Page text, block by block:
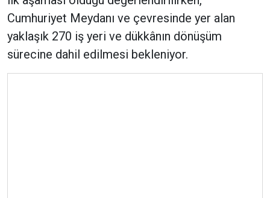
Cumhuriyet Meydanı ve çevresinde yer alan
yaklaşık 270 iş yeri ve dükkânın dönüşüm
sürecine dahil edilmesi bekleniyor.